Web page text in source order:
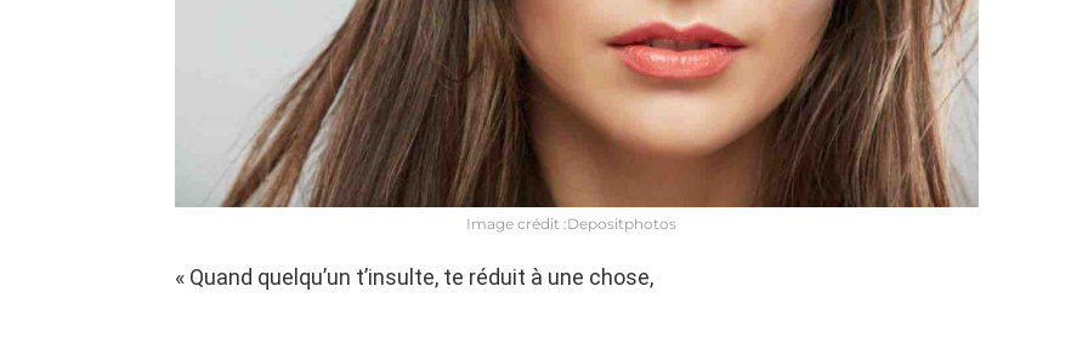
Image crédit :Depositphotos
« Quand quelqu’un t’insulte, te réduit à une chose,